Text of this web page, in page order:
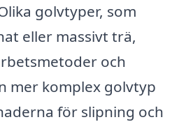
golvtyper, som
eller massivt trä,
och
mer komplex golvtyp
för slipning och